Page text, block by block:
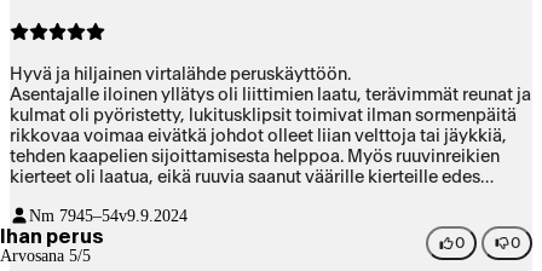
Hyvä ja hiljainen virtalähde peruskäyttöön.
Asentajalle iloinen yllätys oli liittimien laatu, terävimmät reunat ja
kulmat oli pyöristetty, lukitusklipsit toimivat ilman sormenpäitä
rikkovaa voimaa eivätkä johdot olleet liian velttoja tai jäykkiä,
tehden kaapelien sijoittamisesta helppoa. Myös ruuvinreikien
kierteet oli laatua, eikä ruuvia saanut väärille kierteille edes
Nm 7945–54v9.9.2024
Ihan perus
Arvosana 5/5
0 0